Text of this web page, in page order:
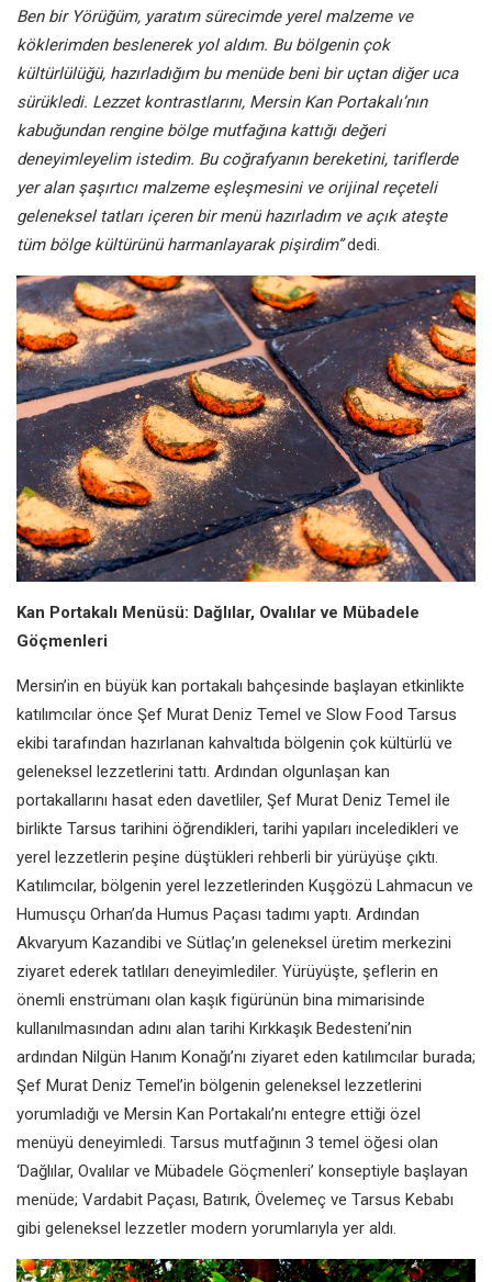
Ben bir Yörüğüm, yaratım sürecimde yerel malzeme ve
köklerimden beslenerek yol aldım. Bu bölgenin çok
kültürlülüğü, hazırladığım bu menüde beni bir uçtan diğer uca
sürükledi. Lezzet kontrastlarını, Mersin Kan Portakalı’nın
kabuğundan rengine bölge mutfağına kattığı değeri
deneyimleyelim istedim. Bu coğrafyanın bereketini, tariflerde
yer alan şaşırtıcı malzeme eşleşmesini ve orijinal reçeteli
geleneksel tatları içeren bir menü hazırladım ve açık ateşte
tüm bölge kültürünü harmanlayarak pişirdim”dedi.
Kan Portakalı Menüsü: Dağlılar, Ovalılar ve Mübadele
Göçmenleri
Mersin’in en büyük kan portakalı bahçesinde başlayan etkinlikte
katılımcılar önce Şef Murat Deniz Temel ve Slow Food Tarsus
ekibi tarafından hazırlanan kahvaltıda bölgenin çok kültürlü ve
geleneksel lezzetlerini tattı. Ardından olgunlaşan kan
portakallarını hasat eden davetliler, Şef Murat Deniz Temel ile
birlikte Tarsus tarihini öğrendikleri, tarihi yapıları inceledikleri ve
yerel lezzetlerin peşine düştükleri rehberli bir yürüyüşe çıktı.
Katılımcılar, bölgenin yerel lezzetlerinden Kuşgözü Lahmacun ve
Humusçu Orhan’da Humus Paçası tadımı yaptı. Ardından
Akvaryum Kazandibi ve Sütlaç’ın geleneksel üretim merkezini
ziyaret ederek tatlıları deneyimlediler. Yürüyüşte, şeflerin en
önemli enstrümanı olan kaşık figürünün bina mimarisinde
kullanılmasından adını alan tarihi Kırkkaşık Bedesteni’nin
ardından Nilgün Hanım Konağı’nı ziyaret eden katılımcılar burada;
Şef Murat Deniz Temel’in bölgenin geleneksel lezzetlerini
yorumladığı ve Mersin Kan Portakalı’nı entegre ettiği özel
menüyü deneyimledi. Tarsus mutfağının 3 temel öğesi olan
‘Dağlılar, Ovalılar ve Mübadele Göçmenleri’ konseptiyle başlayan
menüde; Vardabit Paçası, Batırık, Övelemeç ve Tarsus Kebabı
gibi geleneksel lezzetler modern yorumlarıyla yer aldı.